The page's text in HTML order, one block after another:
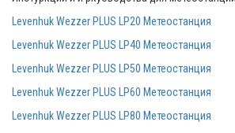
Levenhuk Wezzer PLUS LP20 Метеостанция
Levenhuk Wezzer PLUS LP40 Метеостанция
Levenhuk Wezzer PLUS LP50 Метеостанция
Levenhuk Wezzer PLUS LP60 Метеостанция
Levenhuk Wezzer PLUS LP80 Метеостанция